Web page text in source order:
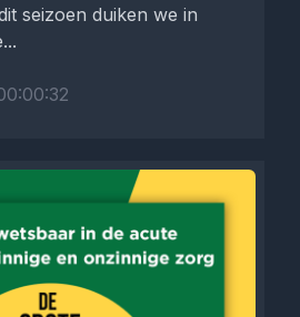
seizoen duiken we in